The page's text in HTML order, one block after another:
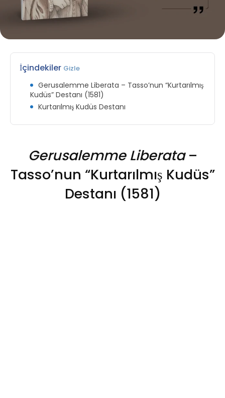
İçindekiler Gizle
Gerusalemme Liberata – Tasso’nun “Kurtarılmış
Kudüs” Destanı (1581)
Kurtarılmış Kudüs Destanı
Gerusalemme Liberata–
Tasso’nun “Kurtarılmış Kudüs”
Destanı (1581)